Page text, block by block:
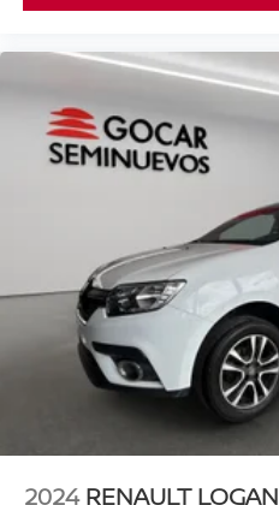
2024 RENAULT LOGAN